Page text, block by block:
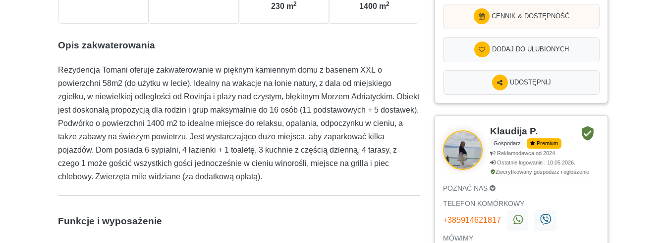
230 m2 1400 m2
Opis zakwaterowania
Rezydencja Tomani oferuje zakwaterowanie w pięknym kamiennym domu z basenem XXL o
powierzchni 58m2 (do użytku w lecie). Idealny na wakacje na łonie natury, z dala od miejskiego
zgiełku, w niewielkiej odległości od Rovinja i plaży nad czystym, błękitnym Morzem Adriatyckim. Obiekt
jest doskonałą propozycją dla rodzin i grup maksymalnie do 16 osób (11 podstawowych + 5 dostawek).
Podwórko o powierzchni 1400 m2 to idealne miejsce do relaksu, opalania, odpoczynku w cieniu, a
także zabawy na świeżym powietrzu. Jest wystarczająco dużo miejsca, aby zaparkować kilka
pojazdów. Dom posiada 6 sypialni, 4 łazienki + 1 toaletę, 3 kuchnie z częścią dzienną, 4 tarasy, z
czego 1 może gościć wszystkich gości jednocześnie w cieniu winorośli, miejsce na grilla i piec
chlebowy. Zwierzęta mile widziane (za dodatkową opłatą).
Funkcje i wyposażenie
CENNIK & DOSTĘPNOŚĆ
DODAJ DO ULUBIONYCH
UDOSTĘPNIJ
Klaudija P.
Gospodarz
Premium
Reklamodawca od 2024.
Ostatnie logowanie : 10.05.2026.
Zweryfikowany gospodarz i ogłoszenie
POZNAĆ NAS
TELEFON KOMÓRKOWY
+385914621817
MÓWIMY